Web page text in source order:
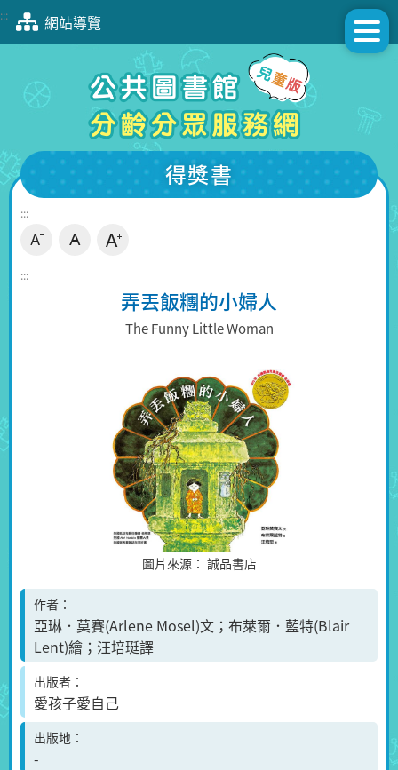
跳
塊
::: 網站導覽
得獎書
:::
:::
弄丟飯糰的小婦人
The Funny Little Woman
圖片來源： 誠品書店
作者
亞琳．莫賽(Arlene Mosel)文；布萊爾．藍特(Blair
Lent)繪；汪培珽譯
出版者
愛孩子愛自己
出版地
-